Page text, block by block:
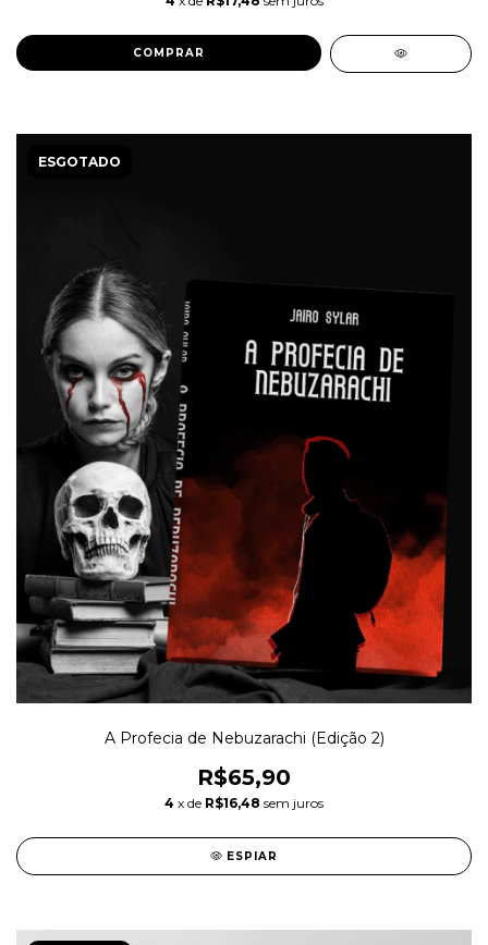
ESGOTADO
A Profecia de Nebuzarachi (Edição 2)
R$65,90
4 x de R$16,48 sem juros
ESPIAR